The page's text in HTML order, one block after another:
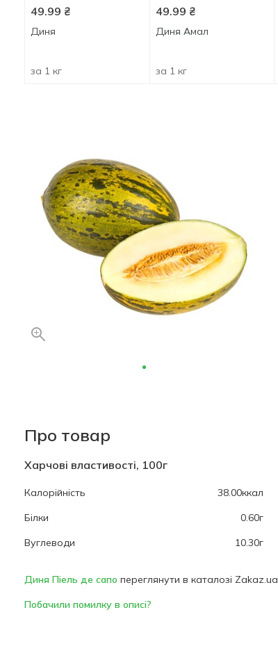
49.99 ₴
Диня
за 1 кг
49.99 ₴
Диня Амал
за 1 кг
Про товар
Харчові властивості, 100г
Калорійність
38.00ккал
Білки
0.60г
Вуглеводи
10.30г
Диня Піель де сапо переглянути в каталозі Zakaz.ua
Побачили помилку в описі?